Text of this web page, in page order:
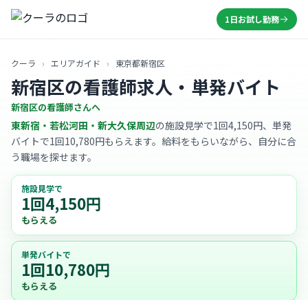
1日お試し勤務
クーラ › エリアガイド › 東京都新宿区
新宿区の看護師求人・単発バイト
新宿区の看護師さんへ
東新宿・若松河田・新大久保周辺の施設見学で1回4,150円、単発
バイトで1回10,780円もらえます。給料をもらいながら、自分に合
う職場を探せます。
施設見学で
1回4,150円
もらえる
単発バイトで
1回10,780円
もらえる